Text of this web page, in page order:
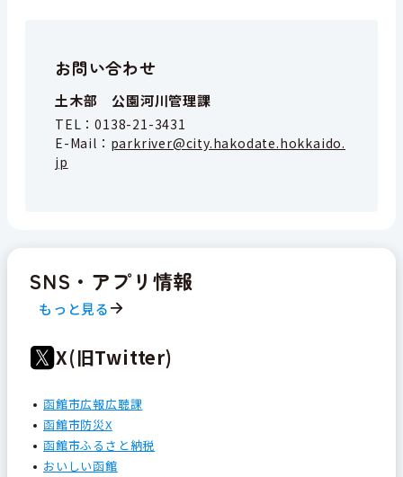
お問い合わせ
土木部 公園河川管理課
TEL：0138-21-3431
E-Mail： parkriver@city.hakodate.hokkaido.
jp
SNS・アプリ情報
もっと見る
X(旧Twitter)
函館市広報広聴課
函館市防災X
函館市ふるさと納税
おいしい函館